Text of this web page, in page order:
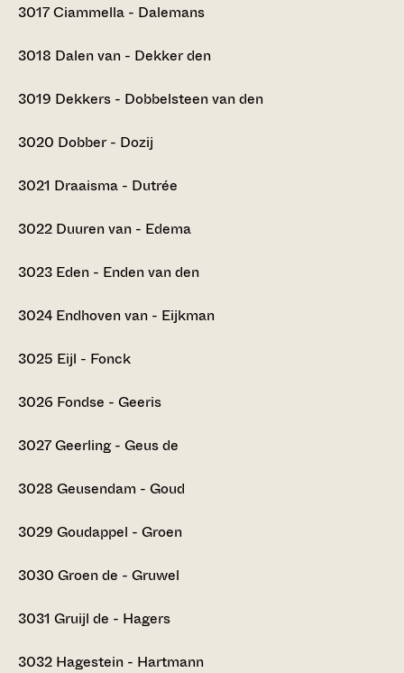
3017Ciammella - Dalemans
3018 Dalen van - Dekker den
3019 Dekkers - Dobbelsteen van den
3020 Dobber - Dozij
3021 Draaisma - Dutrée
3022 Duuren van - Edema
3023 Eden - Enden van den
3024 Endhoven van - Eijkman
3025 Eijl - Fonck
3026 Fondse - Geeris
3027Geerling - Geus de
3028 Geusendam - Goud
3029 Goudappel - Groen
3030 Groen de - Gruwel
3031 Gruijl de - Hagers
3032 Hagestein - Hartmann